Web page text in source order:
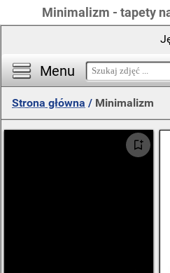
Minimalizm - tapety
Menu
Strona główna / Minimalizm